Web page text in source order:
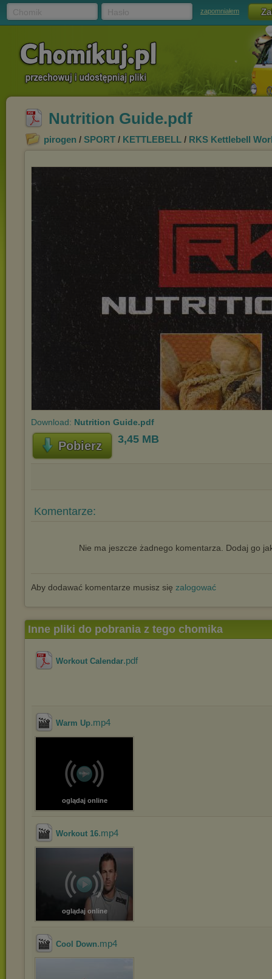
zapomniałem
Nutrition Guide.pdf
pirogen / SPORT / KETTLEBELL / RKS Kettlebell
Download: Nutrition Guide.pdf
Pobierz 3,45 MB
Komentarze:
Nie ma jeszcze żadnego komentarza. Dodaj go
Aby dodawać komentarze musisz się zalogować
Inne pliki do pobrania z tego chomika
Workout Calendar.pdf
Warm Up.mp4
oglądaj online
Workout 16.mp4
oglądaj online
Cool Down.mp4